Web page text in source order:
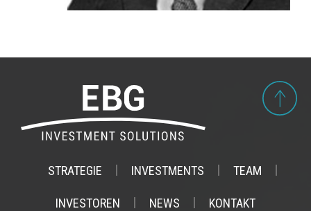
STRATEGIE INVESTMENTS TEAM
INVESTOREN NEWS KONTAKT